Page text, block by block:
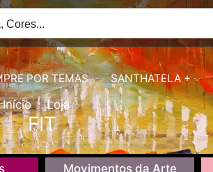
POR TEMAS SANTHATELA +
Início Loja
FIT
Movimentos da Arte